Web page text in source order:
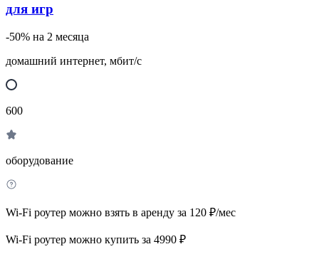
для игр
-50% на 2 месяца
домашний интернет, мбит/с
600
оборудование
Wi-Fi роутер можно взять в аренду за 120 ₽/мес
Wi-Fi роутер можно купить за 4990 ₽